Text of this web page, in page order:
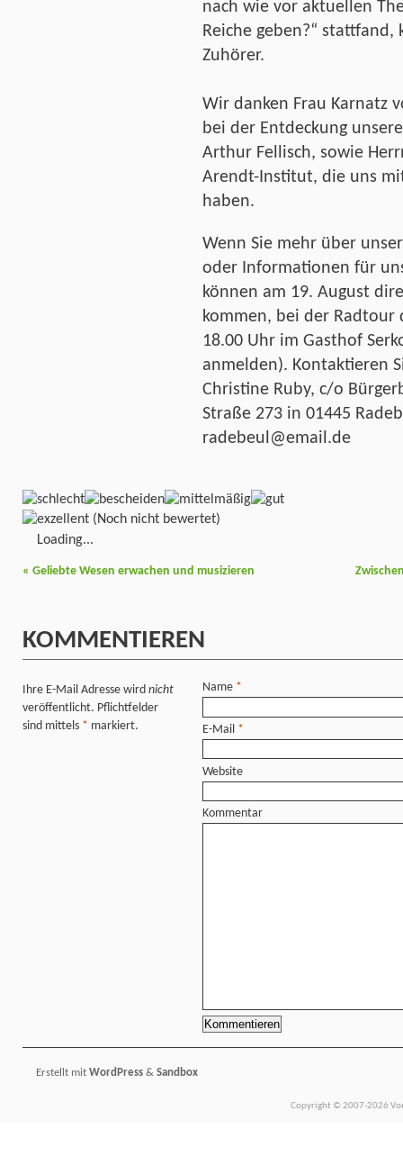
nach wie vor aktuellen
Reiche geben?“ stattfand,
Zuhörer.
Wir danken Frau Karnatz
bei der Entdeckung
Arthur Fellisch, sowie
Arendt-Institut, die uns
haben.
Wenn Sie mehr über
oder Informationen für
können am 19. August
kommen, bei der
18.00 Uhr im Gasthof
anmelden). Kontaktieren
Christine Ruby, c/o
Straße 273 in 01445
radebeul@email.de
(Noch nicht bewertet)
Loading...
« Geliebte Wesen erwachen und musizieren
KOMMENTIEREN
Ihre E-Mail Adresse wird nicht
veröffentlicht. Pflichtfelder
sind mittels * markiert.
Name *
E-Mail *
Website
Kommentar
Erstellt mit WordPress & Sandbox
Copyright © 2007-2026